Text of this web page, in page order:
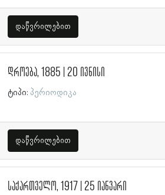
დაწვრილებით
დროება, 1885 | 20 ივნისი
ტიპი: პერიოდიკა
დაწვრილებით
საქართველო, 1917 | 25 იანვარი